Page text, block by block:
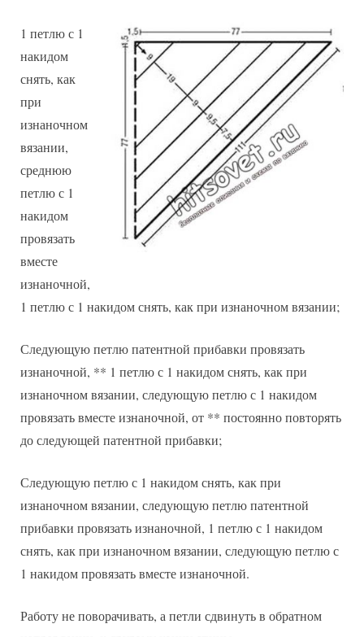
1 петлю с 1
накидом
снять, как
при
изнаночном
вязании,
среднюю
петлю с 1
накидом
провязать
вместе
изнаночной,
1 петлю с 1 накидом снять, как при изнаночном вязании;
Следующую петлю патентной прибавки провязать
изнаночной, ** 1 петлю с 1 накидом снять, как при
изнаночном вязании, следующую петлю с 1 накидом
провязать вместе изнаночной, от ** постоянно повторять
до следующей патентной прибавки;
Следующую петлю с 1 накидом снять, как при
изнаночном вязании, следующую петлю патентной
прибавки провязать изнаночной, 1 петлю с 1 накидом
снять, как при изнаночном вязании, следующую петлю с
1 накидом провязать вместе изнаночной.
Работу не поворачивать, а петли сдвинуть в обратном